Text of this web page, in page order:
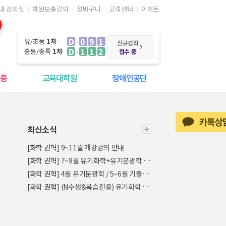
강의실 학원보충강의 장바구니 고객센터 이벤트
유/초등 1차 D 091
중등/중특 1차 D 112
신규강좌
접수 중
교육대학원 장애인공단
최신소식
[화학 권혁] 9~11월 개강강의 안내
[화학 권혁] 7~9월 유기화학+유기분광학 실전문제풀이반 개강안내
[화학 권혁] 4월 유기분광학 / 5~6월 기출문제풀이반 개강안내
[화학 권혁] (N수생&복습전용) 유기화학 통합이론 강의 오픈 안내